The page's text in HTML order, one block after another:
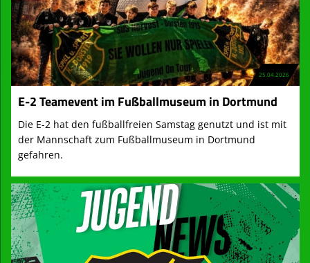
Vereinsheim
Archiv
25.04.2026
E-2 Teamevent im Fußballmuseum in Dortmund
Die E-2 hat den fußballfreien Samstag genutzt und ist mit
der Mannschaft zum Fußballmuseum in Dortmund
gefahren.